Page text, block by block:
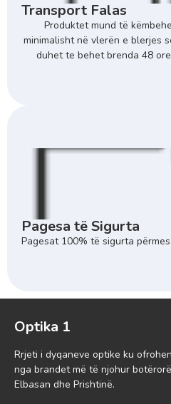
Transport Falas
Produktet mund të
minimalisht në vlerën e blerjes
duhet te behet brenda 48
Pagesa të Sigurta
Pagesat 100% të sigurta
Optika 1
Rrjeti i dyqaneve optike ku
nga brandet më të njohur
Elbasan dhe Prishtinë.